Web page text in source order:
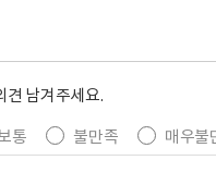
견 남겨주세요.
통 불만족 매우불